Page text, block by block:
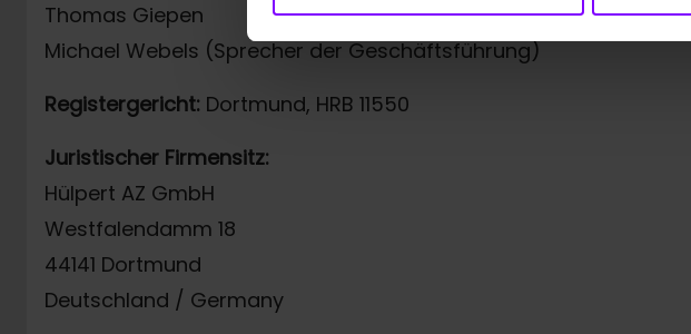
Thomas Giepen
Michael Webels (Sprecher der Geschäftsführung)
Registergericht: Dortmund, HRB 11550
Juristischer Firmensitz:
Hülpert AZ GmbH
Westfalendamm 18
44141 Dortmund
Deutschland / Germany